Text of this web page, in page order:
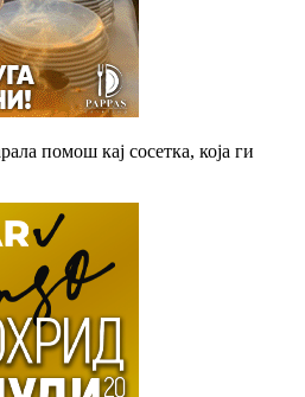
помош кај сосетка, која ги